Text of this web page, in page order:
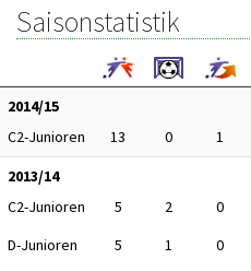
Saisonstatistik
2014/15
C2-Junioren
13 0 1
2013/14
C2-Junioren
5 2 0
D-Junioren
5 1 0